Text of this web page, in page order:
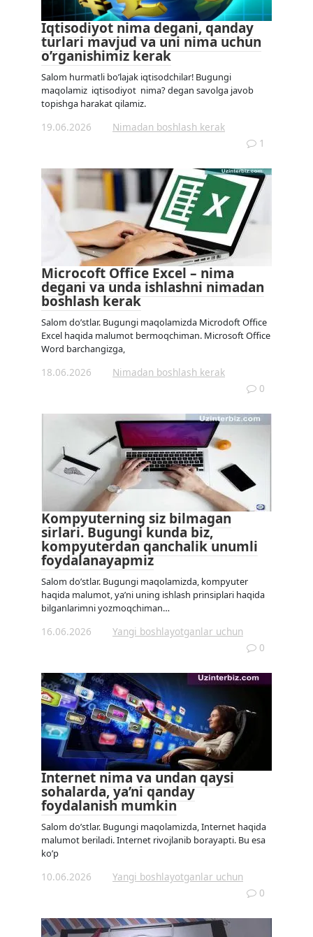
Iqtisodiyot nima degani, qanday
turlari mavjud va uni nima uchun
o’rganishimiz kerak
Salom hurmatli bo’lajak iqtisodchilar! Bugungi
maqolamiz iqtisodiyot nima? degan savolga javob
topishga harakat qilamiz.
19.06.2026
Nimadan boshlash kerak
1
Microcoft Office Excel – nima
degani va unda ishlashni nimadan
boshlash kerak
Salom do’stlar. Bugungi maqolamizda Microdoft Office
Excel haqida malumot bermoqchiman. Microsoft Office
Word barchangizga,
18.06.2026
Nimadan boshlash kerak
0
Kompyuterning siz bilmagan
sirlari. Bugungi kunda biz,
kompyuterdan qanchalik unumli
foydalanayapmiz
Salom do’stlar. Bugungi maqolamizda, kompyuter
haqida malumot, ya’ni uning ishlash prinsiplari haqida
bilganlarimni yozmoqchiman…
16.06.2026
Yangi boshlayotganlar uchun
0
Internet nima va undan qaysi
sohalarda, ya’ni qanday
foydalanish mumkin
Salom do’stlar. Bugungi maqolamizda, Internet haqida
malumot beriladi. Internet rivojlanib borayapti. Bu esa
ko’p
10.06.2026
Yangi boshlayotganlar uchun
0